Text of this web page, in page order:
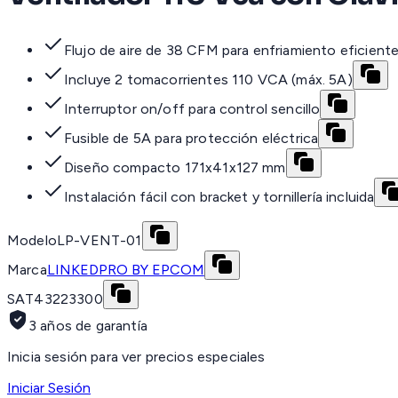
Flujo de aire de 38 CFM para enfriamiento
Incluye 2 tomacorrientes 110 VCA (máx. 5A)
Interruptor on/off para control sencillo
Fusible de 5A para protección eléctrica
Diseño compacto 171x41x127 mm
Instalación fácil con bracket y tornillería incluida
ModeloLP-VENT-01
MarcaLINKEDPRO BY EPCOM
SAT43223300
3 años de garantía
Inicia sesión para ver precios especiales
Iniciar Sesión